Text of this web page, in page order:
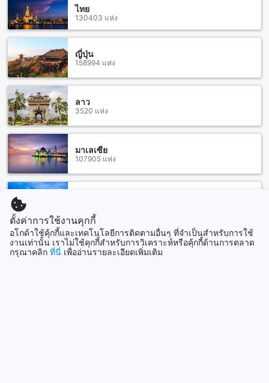
โฮเทล (SHA Extra Plus) โดยใช้รถแท็กซี่หรือแอร์พอร์ตเลอร์ ที่
สนามบินจะมีจุดจอดรถแท็กซี่และแอร์พอร์ตเลอร์ที่ให้บริการ โดย
ทั้งสองวิธีนี้จะใช้เวลาประมาณ 15-20 นาที และค่าใช้จ่าย
ประมาณ 150-200 บาท อย่างไรก็ตาม ควรติดต่อกับโรงแรมล่วง
หน้าเพื่อจองแท็กซี่หรือแอร์พอร์ตเลอร์ล่วงหน้าเพื่อให้มีรถรับส่ง
พร้อมรองรับคุณ
นอกจากนี้ คุณยังสามารถเดินทางไปยังตรัง แกรนด์ โฮเทล (SHA
Extra Plus) โดยใช้บริการรถรับส่งของโรงแรม โดยโรงแรมมี
บริการรถรับส่งจากสนามบินตรัง ซึ่งคุณสามารถติดต่อโรงแรม
ล่วงหน้าเพื่อจองบริการรถรับส่งได้
สถานที่ท่องเที่ยวใกล้เคียง ตรัง แกรนด์ โฮเทล (SHA Extra Plus)
ตรัง แกรนด์ โฮเทล (SHA Extra Plus) ตั้งอยู่ในทำเลที่ดีที่สุดใน
ตรัง มีสถานที่ท่องเที่ยวใกล้เคียงหลากหลายที่น่าสนใจ ซึ่งรวมถึง
หอนาฬิกาตรัง ที่เป็นอาคารสถาปัตยกรรมที่สวยงามและมีความ
สนใจสำหรับผู้ที่สนใจในเรื่องของศาสนา และ น้ำตกสายรุ้ง ซึ่ง
เป็นน้ำตกที่สวยงามและน่าตื่นตาตื่นใจ นอกจากนี้ยังมีสถานที่อื่นๆ
เช่น สวนสาธารณะสระกะพังสุรินทร์, สนามกีฬาตรัง, โรง
พยาบาลตรัง, ตรังชาตะ สหคลินิก, วัดกะพังสุรินทร์, สวนรัษฎานุ
ประดิษฐ์ มหิศรภักดี, และ ลีเวิร์ด เอ็กซ์เพรส ที่ทำให้คุณสามารถ
ไทย
130403 แห่ง
ญี่ปุ่น
158994 แห่ง
ลาว
3520 แห่ง
มาเลเซีย
107905 แห่ง
แสดงเพิ่ม
ตั้งค่าการใช้งานคุกกี้
อโกด้าใช้คุ้กกี้และเทคโนโลยีการติดตามอื่นๆ ที่จำเป็นสำหรับการใช้
งานเท่านั้น เราไม่ใช้คุกกี้สำหรับการวิเคราะห์หรือคุ้กกี้ด้านการตลาด
กรุณาคลิก ที่นี่ เพื่ออ่านรายละเอียดเพิ่มเติม